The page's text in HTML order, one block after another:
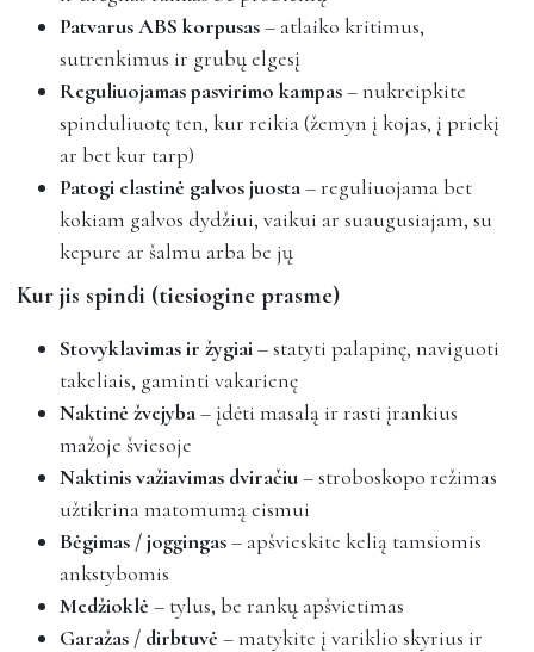
Patvarus ABS korpusas– atlaiko kritimus,
sutrenkimus ir grubų elgesį
Reguliuojamas pasvirimo kampas– nukreipkite
spinduliuotę ten, kur reikia (žemyn į kojas, į priekį
ar bet kur tarp)
Patogi elastinė galvos juosta– reguliuojama bet
kokiam galvos dydžiui, vaikui ar suaugusiajam, su
kepure ar šalmu arba be jų
Kur jis spindi (tiesiogine prasme)
Stovyklavimas ir žygiai– statyti palapinę, naviguoti
takeliais, gaminti vakarienę
Naktinė žvejyba– įdėti masalą ir rasti įrankius
mažoje šviesoje
Naktinis važiavimas dviračiu– stroboskopo režimas
užtikrina matomumą eismui
Bėgimas / joggingas– apšvieskite kelią tamsiomis
ankstybomis
Medžioklė – tylus, be rankų apšvietimas
Garažas / dirbtuvė – matykite į variklio skyrius ir